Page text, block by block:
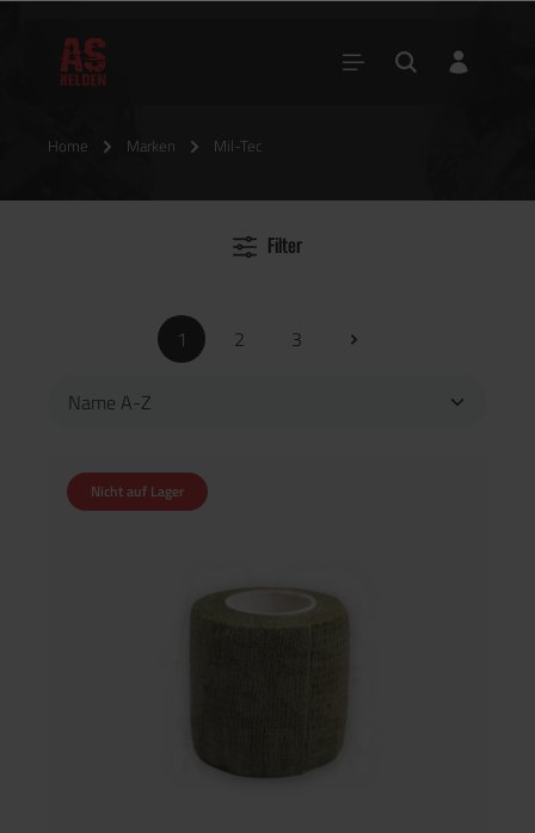
Home Marken Mil-Tec
Filter
1 2 3
Nicht auf Lager